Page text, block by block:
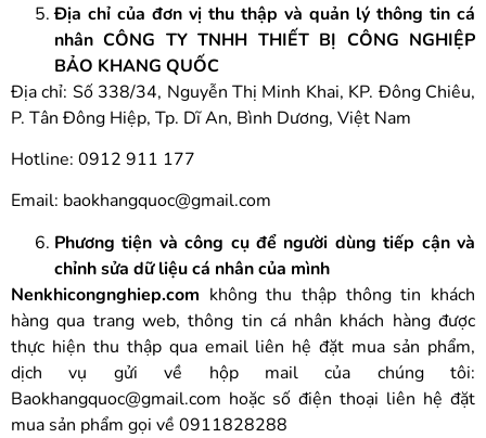
Địa chỉ của đơn vị thu thập và quản lý thông tin cá
nhân CÔNG TY TNHH THIẾT BỊ CÔNG NGHIỆP
BẢO KHANG QUỐC
Địa chỉ: Số 338/34, Nguyễn Thị Minh Khai, KP. Đông Chiêu,
P. Tân Đông Hiệp, Tp. Dĩ An, Bình Dương, Việt Nam
Hotline: 0912 911 177
Email: baokhangquoc@gmail.com
Phương tiện và công cụ để người dùng tiếp cận và
chỉnh sửa dữ liệu cá nhân của mình
Nenkhicongnghiep.com không thu thập thông tin khách
hàng qua trang web, thông tin cá nhân khách hàng được
thực hiện thu thập qua email liên hệ đặt mua sản phẩm,
dịch vụ gửi về hộp mail của chúng tôi:
Baokhangquoc@gmail.com hoặc số điện thoại liên hệ đặt
mua sản phẩm gọi về 0911828288